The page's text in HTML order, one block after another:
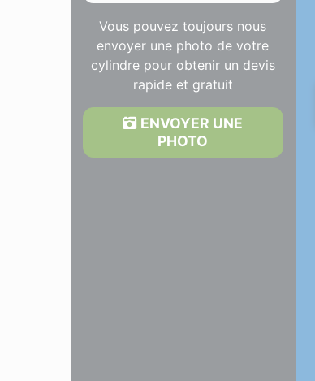
Vous pouvez toujours nous
envoyer une photo de votre
cylindre pour obtenir un devis
rapide et gratuit
ENVOYER UNE
PHOTO